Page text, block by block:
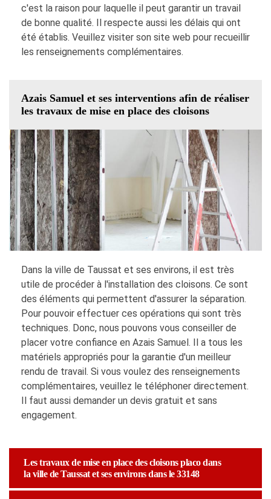
c'est la raison pour laquelle il peut garantir un travail
de bonne qualité. Il respecte aussi les délais qui ont
été établis. Veuillez visiter son site web pour recueillir
les renseignements complémentaires.
Azais Samuel et ses interventions afin de réaliser
les travaux de mise en place des cloisons
Dans la ville de Taussat et ses environs, il est très
utile de procéder à l'installation des cloisons. Ce sont
des éléments qui permettent d'assurer la séparation.
Pour pouvoir effectuer ces opérations qui sont très
techniques. Donc, nous pouvons vous conseiller de
placer votre confiance en Azais Samuel. Il a tous les
matériels appropriés pour la garantie d'un meilleur
rendu de travail. Si vous voulez des renseignements
complémentaires, veuillez le téléphoner directement.
Il faut aussi demander un devis gratuit et sans
engagement.
Les travaux de mise en place des cloisons placo dans
la ville de Taussat et ses environs dans le 33148